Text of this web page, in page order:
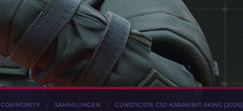
COMMUNITY SAMMLUNGEN GÜNSTIGSTE CS2-KARAMBIT-SKINS [2026]